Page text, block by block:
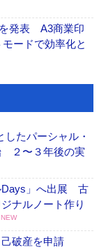
発表 A3商業印
ードで効率化と
たパーシャル・
２〜３年後の実
Days」へ出展 古
ナルノート作り
NEW
破産を申請